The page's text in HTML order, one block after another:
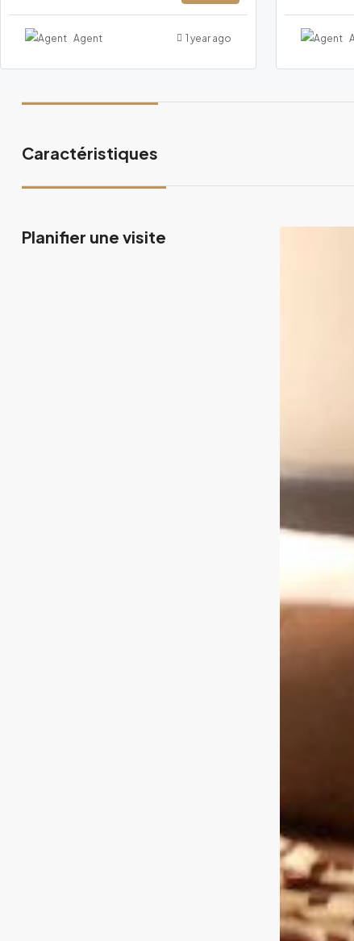
Agent 1 year ago
Caractéristiques
Planifier une visite